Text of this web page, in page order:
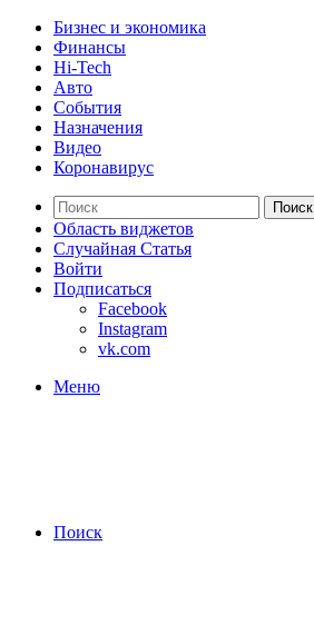
Бизнес и экономика
Финансы
Hi-Tech
Авто
События
Назначения
Видео
Коронавирус
Поиск
Область виджетов
Случайная Статья
Войти
Подписаться
Facebook
Instagram
vk.com
Меню
Поиск